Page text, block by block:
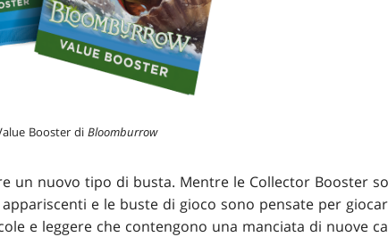
Booster di Bloomburrow
un nuovo tipo di busta. Mentre le Collector Booster
e le buste di gioco sono pensate per
e leggere che contengono una manciata di nuove